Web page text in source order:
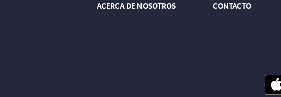
ACERCA DE NOSOTROS CONTACTO